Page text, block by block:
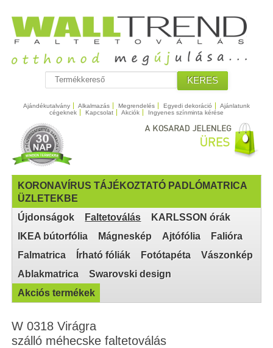
KERES
Ajándékutalvány Alkalmazás Megrendelés Egyedi dekoráció
Ajánlatunk
cégeknek
Kapcsolat Akciók Ingyenes színminta kérése
KORONAVÍRUS TÁJÉKOZTATÓ PADLÓMATRICA
ÜZLETEKBE
Újdonságok
Faltetoválás
KARLSSON órák
IKEA bútorfólia
Mágneskép Ajtófólia
Falióra
Falmatrica
Írható fóliák Fotótapéta
Vászonkép
Ablakmatrica
Swarovski design
Akciós termékek
W 0318 Virágra
szálló méhecske faltetoválás